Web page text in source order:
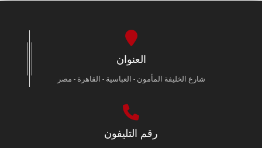
العنوان
شارع الخليفة المأمون - العباسية - القاهرة - مصر
رقم التليفون